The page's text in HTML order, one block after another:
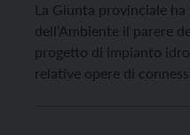
La Giunta provinciale
dell’Ambiente il parere
progetto di impianto
relative opere di